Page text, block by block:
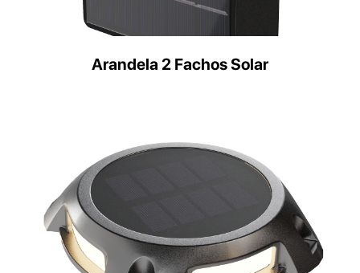
Arandela 2 Fachos Solar